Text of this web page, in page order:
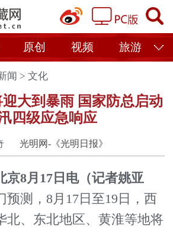
原创 视频 旅游
闻 >文化
大到暴雨 国家防总启动
四级应急响应
光明网-《光明日报》
京8月17日电（记者姚亚
预测，8月17日至19日，西
北、东北地区、黄淮等地将